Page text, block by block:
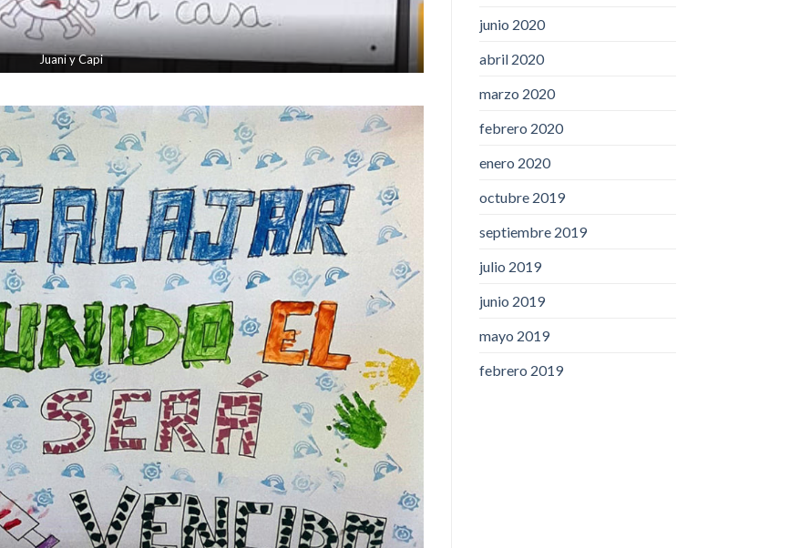
Juani y Capi
junio 2020
abril 2020
marzo 2020
febrero 2020
enero 2020
octubre 2019
septiembre 2019
julio 2019
junio 2019
mayo 2019
febrero 2019